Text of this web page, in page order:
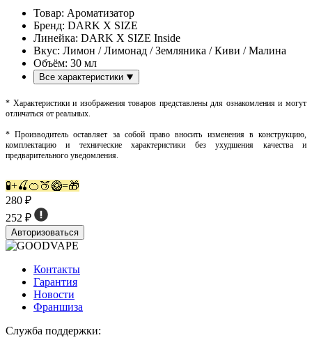
Товар: Ароматизатор
Бренд: DARK X SIZE
Линейка: DARK X SIZE Inside
Вкус: Лимон / Лимонад / Земляника / Киви / Малина
Объём: 30 мл
Все характеристики
* Характеристики и изображения товаров представлены для ознакомления и могут
отличаться от реальных.
* Производитель оставляет за собой право вносить изменения в конструкцию,
комплектацию и технические характеристики без ухудшения качества и
предварительного уведомления.
🧪+🍒🍊🍑🥝=🎁
280 ₽
252 ₽
Авторизоваться
Контакты
Гарантия
Новости
Франшиза
Служба поддержки: